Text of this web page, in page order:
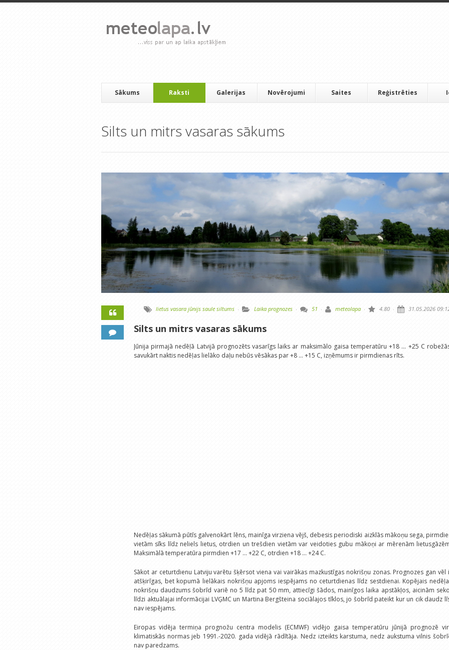
Sākums Raksti Galerijas Novērojumi Saites Reģistrēties
Silts un mitrs vasaras sākums
lietus vasara jūnijs saule siltums · Laika prognozes · 51 · meteolapa · 4.80 · 31.05.2026
Silts un mitrs vasaras sākums
Jūnija pirmajā nedēļā Latvijā prognozēts vasarīgs laiks ar maksimālo gaisa temperatūru +18 ... +25 C
savukārt naktis nedēļas lielāko daļu nebūs vēsākas par +8 ... +15 C, izņēmums ir pirmdienas rīts.
Nedēļas sākumā pūtīs galvenokārt lēns, mainīga virziena vējš, debesis periodiski aizklās mākoņu sega,
vietām sīks līdz neliels lietus, otrdien un trešdien vietām var veidoties gubu mākoņi ar mērenām
Maksimālā temperatūra pirmdien +17 ... +22 C, otrdien +18 ... +24 C.
Sākot ar ceturtdienu Latviju varētu šķērsot viena vai vairākas mazkustīgas nokrišņu zonas. Prognozes gan vēl
atšķirīgas, bet kopumā lielākais nokrišņu apjoms iespējams no ceturtdienas līdz sestdienai. Kopējais
nokrišņu daudzums šobrīd variē no 5 līdz pat 50 mm, attiecīgi šādos, mainīgos laika apstākļos, aicinām
līdzi aktuālajai informācijai LVĢMC un Martina Bergšteina sociālajos tīklos, jo šobrīd pateikt kur un cik daudz
nav iespējams.
Eiropas vidēja termiņa prognožu centra modelis (ECMWF) vidējo gaisa temperatūru jūnijā prognozē
klimatiskās normas jeb 1991.-2020. gada vidējā rādītāja. Nedz izteikts karstuma, nedz aukstuma vilnis
nav paredzams.